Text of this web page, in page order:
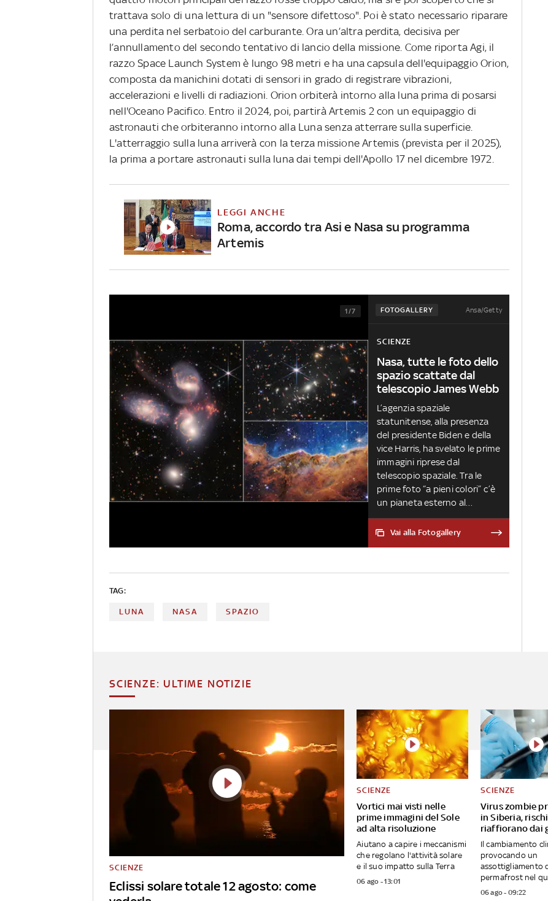
trattava solo di una lettura di un "sensore difettoso". Poi è stato necessario riparare
una perdita nel serbatoio del carburante. Ora un’altra perdita, decisiva per
l’annullamento del secondo tentativo di lancio della missione. Come riporta Agi, il
razzo Space Launch System è lungo 98 metri e ha una capsula dell'equipaggio Orion,
composta da manichini dotati di sensori in grado di registrare vibrazioni,
accelerazioni e livelli di radiazioni. Orion orbiterà intorno alla luna prima di posarsi
nell'Oceano Pacifico. Entro il 2024, poi, partirà Artemis 2 con un equipaggio di
astronauti che orbiteranno intorno alla Luna senza atterrare sulla superficie.
L'atterraggio sulla luna arriverà con la terza missione Artemis (prevista per il 2025),
la prima a portare astronauti sulla luna dai tempi dell'Apollo 17 nel dicembre 1972.
LEGGI ANCHE
Roma, accordo tra Asi e Nasa su programma
Artemis
FOTOGALLERY Ansa/Getty
1/7
SCIENZE
Nasa, tutte le foto dello
spazio scattate dal
telescopio James Webb
L’agenzia spaziale
statunitense, alla presenza
del presidente Biden e della
vice Harris, ha svelato le prime
immagini riprese dal
telescopio spaziale. Tra le
prime foto “a pieni colori” c’è
un pianeta esterno al
Sistema Solare, una nebulosa
planetaria, uno spettacolare
Vai alla Fotogallery
TAG:
LUNA NASA SPAZIO
SCIENZE: ULTIME NOTIZIE
Eclissi solare totale 12 agosto: come
SCIENZE
Vortici mai visti nelle
prime immagini del Sole
ad alta risoluzione
SCIENZE
Aiutano a capire i meccanismi
che regolano l'attività solare
e il suo impatto sulla Terra
06 ago - 13:01
Virus zombie
in Siberia,
riaffiorano dai
SCIENZE
Il cambiamento
provocando un
assottigliamento
permafrost nel
06 ago - 09:22